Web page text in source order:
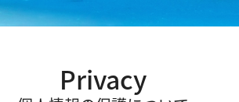
Privacy